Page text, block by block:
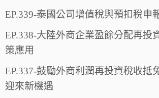
EP.339-泰國公司增值稅與預扣稅申
EP.338-大陸外商企業盈餘分配再投
策應用
EP.337-鼓勵外商利潤再投資稅收抵
迎來新機遇